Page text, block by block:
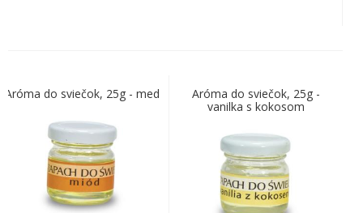
Aróma do sviečok, 25g - med
Aróma do sviečok, 25g -
vanilka s kokosom